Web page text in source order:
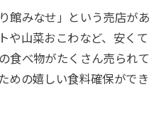
館みなせ」という売店があ
や山菜おこわなど、安くて
食べ物がたくさん売られて
めの嬉しい食料確保ができ